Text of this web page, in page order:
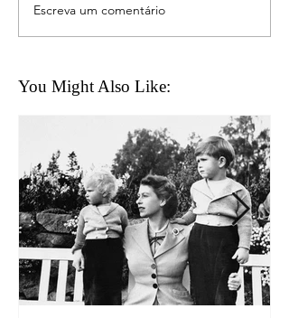
Escreva um comentário
You Might Also Like: